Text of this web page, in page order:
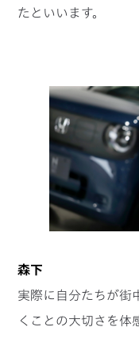
たといいます。
森下
実際に自分たちが街
くことの大切さを体